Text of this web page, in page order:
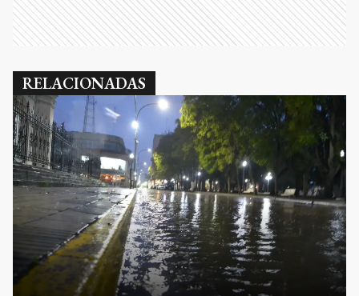
RELACIONADAS